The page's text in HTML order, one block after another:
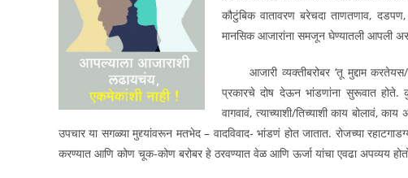
कौटुंबिक वातावरण बरेचदा ताणतणाव,
मानसिक आजारांना समजून घेण्यातली आपली
आजारी व्यक्तीबरोबर ‘तू मुद्दाम
प्रकारचे दोष देऊन भांडणांना सुरूवात होते.
वागवावं, त्याच्याशी/तिच्याशी काय बोलावं,
उपचार या सगळ्या मुद्द्यांवरून मतभेद – वादविवाद- भांडणं होत जातात. रोजच्या
करण्यात आणि कोण चूक-कोण बरोबर हे ठरवण्यात वेळ आणि ऊर्जा यांचा एवढा अपव्यय